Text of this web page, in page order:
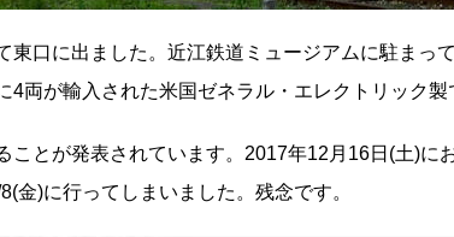
東口に出ました。近江鉄道ミュージアムに駐まっ
4両が輸入された米国ゼネラル・エレクトリック製
ことが発表されています。2017年12月16日(土)に
金)に行ってしまいました。残念です。